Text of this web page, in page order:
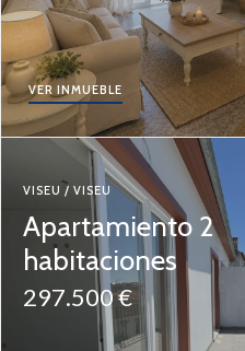
VER INMUEBLE
VISEU / VISEU
Apartamiento 2
habitaciones
297.500 €